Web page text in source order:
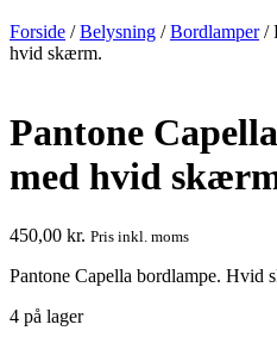
Forside /Belysning /Bordlamper/
hvid skærm.
Pantone
med hvid
450,00 kr. Pris inkl. moms
Pantone Capella bordlampe. Hvid
4 på lager